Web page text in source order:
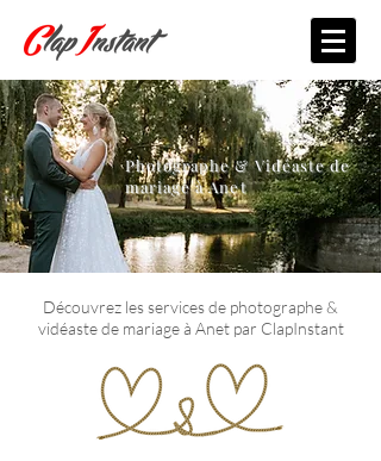
Photographe & Vidéaste de
mariage à Anet
Découvrez les services de photographe &
vidéaste de mariage à Anet par ClapInstant